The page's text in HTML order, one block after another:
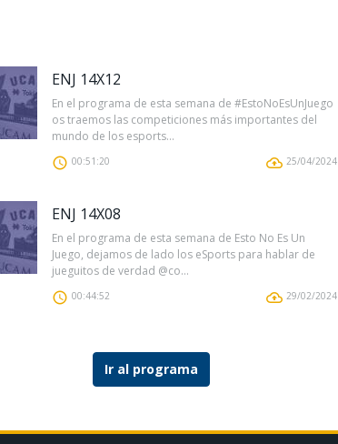
ENJ 14X12
En el programa de esta semana de #EstoNoEsUnJuego
os traemos las competiciones más importantes del
mundo de los esports...
00:51:20 25/04/2024
ENJ 14X08
En el programa de esta semana de Esto No Es Un
Juego, dejamos de lado los eSports para hablar de
jueguitos de verdad @co...
00:44:52 29/02/2024
Ir al programa